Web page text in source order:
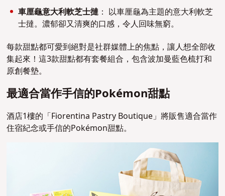
車厘龜意大利軟芝士撻： 以車厘龜為主題的意大利軟芝
士撻。濃郁卻又清爽的口感，令人回味無窮。
每款甜點都可愛到絕對是社群媒體上的焦點，讓人想全部收
集起來！這3款甜點都有套餐組合，包含波加曼藍色梳打和
原創餐墊。
最適合當作手信的Pokémon甜點
酒店1樓的「Fiorentina Pastry Boutique」將販售適合當作
住宿紀念或手信的Pokémon甜點。